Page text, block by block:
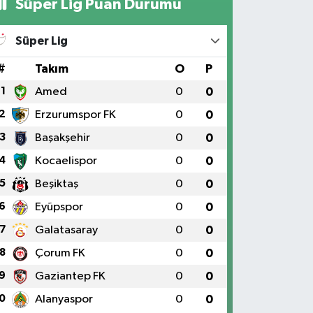
Süper Lig Puan Durumu
Süper Lig
Takım O P
1 Amed 0 0
Erzurumspor FK 0 0
3 Başakşehir 0 0
Kocaelispor 0 0
5 Beşiktaş 0 0
Eyüpspor 0 0
7 Galatasaray 0 0
8 Çorum FK 0 0
Gaziantep FK 0 0
Alanyaspor 0 0